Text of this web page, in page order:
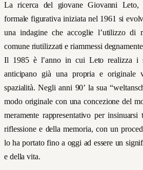
La ricerca del giovane Giovanni Leto,
formale figurativa iniziata nel 1961 si
una indagine che accoglie l’utilizzo di
comune riutilizzati e riammessi
Il 1985 è l’anno in cui Leto realizza i
anticipano già una propria e originale
spazialità. Negli anni 90’ la sua
modo originale con unaconcezione del
meramente rappresentativo per
riflessione e della memoria, con un
lo ha portato fino a oggi ad essere un
e della vita.